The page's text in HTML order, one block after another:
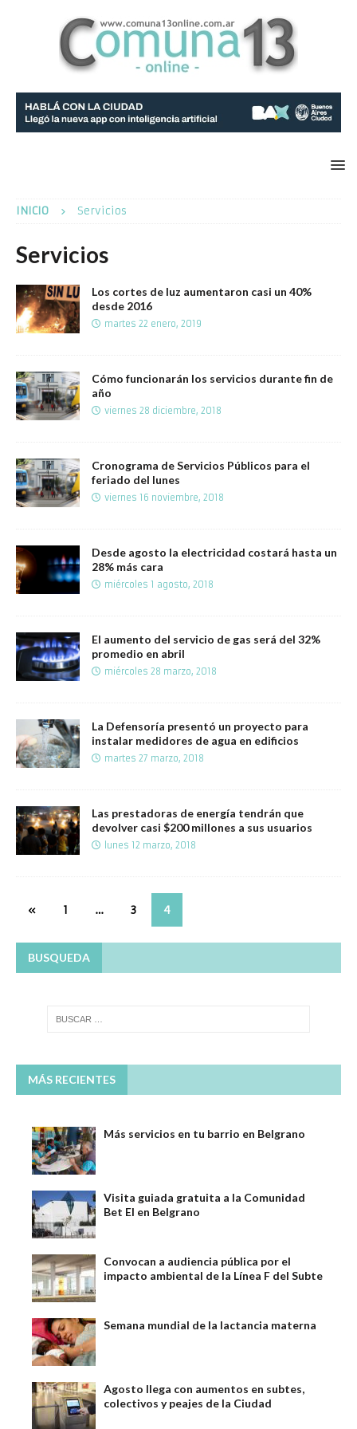
INICIO Servicios
Servicios
Los cortes de luz aumentaron casi un 40%
desde 2016
martes 22 enero, 2019
Cómo funcionarán los servicios durante fin de
año
viernes 28 diciembre, 2018
Cronograma de Servicios Públicos para el
feriado del lunes
viernes 16 noviembre, 2018
Desde agosto la electricidad costará hasta un
28% más cara
miércoles 1 agosto, 2018
El aumento del servicio de gas será del 32%
promedio en abril
miércoles 28 marzo, 2018
La Defensoría presentó un proyecto para
instalar medidores de agua en edificios
martes 27 marzo, 2018
Las prestadoras de energía tendrán que
devolver casi $200 millones a sus usuarios
lunes 12 marzo, 2018
« 1 … 3 4
BUSQUEDA
MÁS RECIENTES
Más servicios en tu barrio en Belgrano
Visita guiada gratuita a la Comunidad
Bet El en Belgrano
Convocan a audiencia pública por el
impacto ambiental de la Línea F del Subte
Semana mundial de la lactancia materna
Agosto llega con aumentos en subtes,
colectivos y peajes de la Ciudad